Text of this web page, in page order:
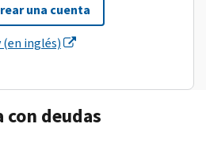
una cuenta
inglés)
con deudas